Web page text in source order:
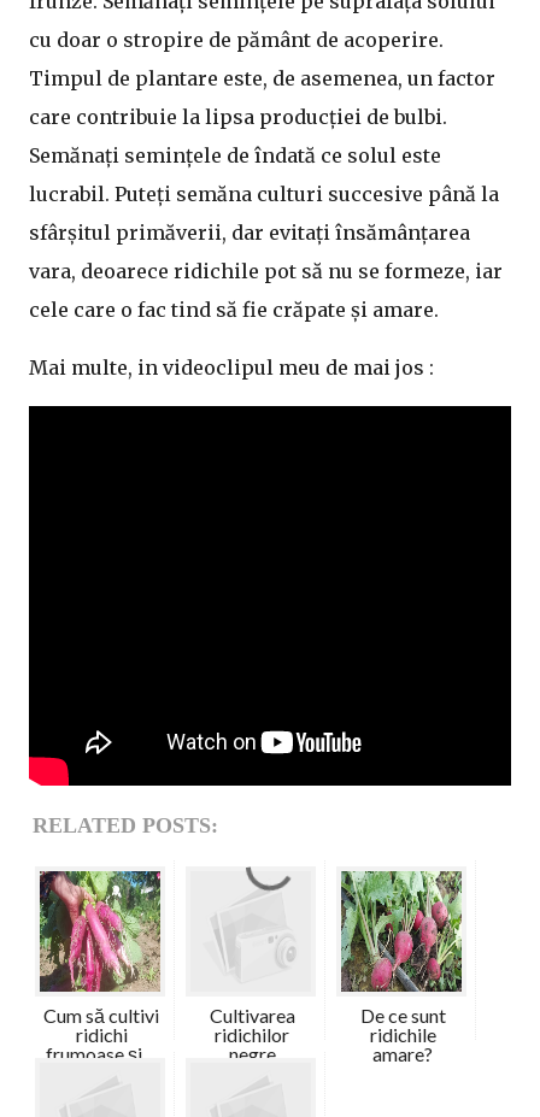
cu doar o stropire de pământ de acoperire.
Timpul de plantare este, de asemenea, un factor
care contribuie la lipsa producției de bulbi.
Semănați semințele de îndată ce solul este
lucrabil. Puteți semăna culturi succesive până la
sfârșitul primăverii, dar evitați însămânțarea
vara, deoarece ridichile pot să nu se formeze, iar
cele care o fac tind să fie crăpate și amare.
Mai multe, in videoclipul meu de mai jos :
RELATED POSTS:
Cum să cultivi
ridichi
frumoase și ...
Cultivarea
ridichilor
negre
De ce sunt
ridichile
amare?